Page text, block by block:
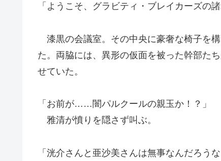
「ようこそ、グラビティ・ブレイカーズの諸
漆黒の会議室。その中央に豪奢な椅子を
た。両脇には、異形の仮面を被った幹部た
せていた。
「お前が……闇パルクールの親玉か！？」
雅清が憤りを隠さず叫ぶ。
「洸介さんと亜沙美さんは無事なんだろうな